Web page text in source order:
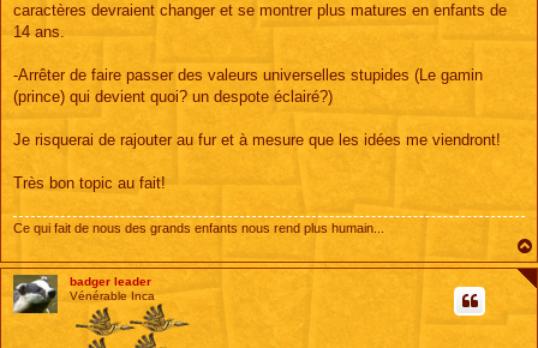
caractères devraient changer et se montrer plus matures en enfants de
14 ans.
-Arrêter de faire passer des valeurs universelles stupides (Le gamin
(prince) qui devient quoi? un despote éclairé?)
Je risquerai de rajouter au fur et à mesure que les idées me viendront!
Très bon topic au fait!
Ce qui fait de nous des grands enfants nous rend plus humain...
badger leader
Vénérable Inca